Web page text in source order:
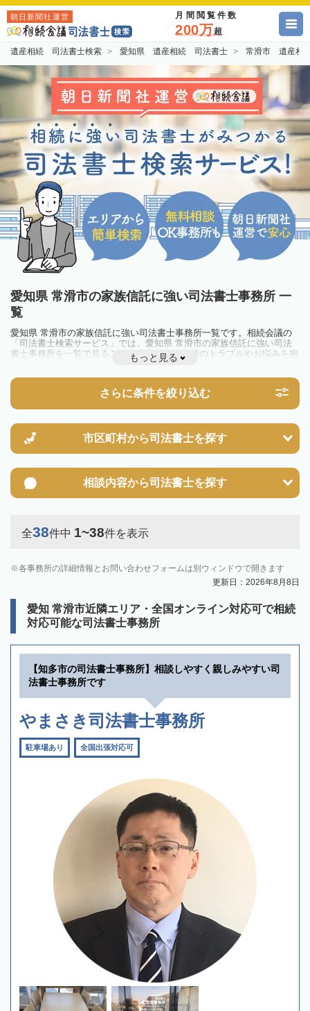
朝日新聞社運営 月間閲覧件数
200万超
遺産相続 司法書士検索 愛知県 遺産相続 司法書士 常滑市 遺産相
愛知県 常滑市の家族信託に強い司法書士事務所 一
覧
愛知県 常滑市の家族信託に強い司法書士事務所一覧です。相続会議の
「司法書士検索サービス」では、愛知県 常滑市の家族信託に強い司法
書士事務所を一覧で見ることが出来ます。相続のトラブルやお悩みを抱
えている方は一度近隣の司法書士に相談してみましょう。
もっと見る
さらに条件を絞り込む
市区町村から司法書士を探す
相談内容から司法書士を探す
全38件中 1~38件を表示
各事務所の詳細情報とお問い合わせフォームは別ウィンドウで開きます
更新日：2026年8月8日
愛知 常滑市近隣エリア・全国オンライン対応可で相続
対応可能な司法書士事務所
【知多市の司法書士事務所】相談しやすく親しみやすい司
法書士事務所です
やまさき司法書士事務所
駐車場あり 全国出張対応可